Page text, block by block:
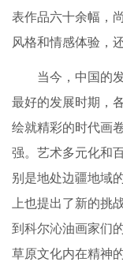
表作品六十余幅，
风格和情感体验，
当今，中国的
最好的发展时期，
绘就精彩的时代画
强。艺术多元化和
别是地处边疆地域
上也提出了新的挑
到科尔沁油画家们
草原文化内在精神